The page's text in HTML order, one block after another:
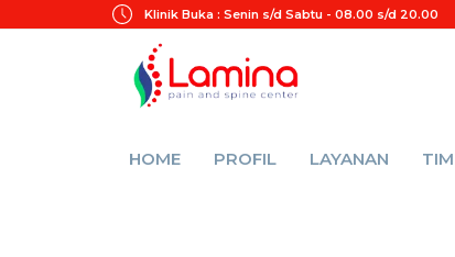
Klinik Buka : Senin s/d Sabtu - 08.00 s/d 20.00
HOME PROFIL LAYANAN